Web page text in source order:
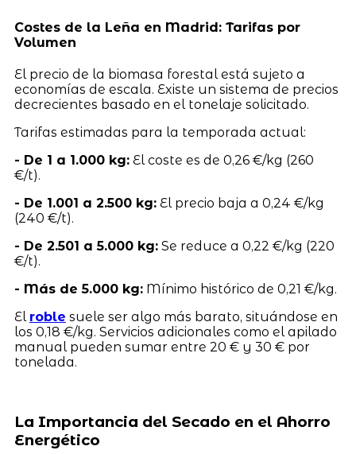
Costes de la Leña en Madrid: Tarifas por
Volumen
El precio de la biomasa forestal está sujeto a
economías de escala. Existe un sistema de precios
decrecientes basado en el tonelaje solicitado.
Tarifas estimadas para la temporada actual:
- De 1 a 1.000 kg:El coste es de 0,26 €/kg (260
€/t).
- De 1.001 a 2.500 kg:El precio baja a 0,24 €/kg
(240 €/t).
- De 2.501 a 5.000 kg:Se reduce a 0,22 €/kg (220
€/t).
- Más de 5.000 kg:Mínimo histórico de 0,21 €/kg.
El roble suele ser algo más barato, situándose en
los 0,18 €/kg. Servicios adicionales como el apilado
manual pueden sumar entre 20 € y 30 € por
tonelada.
La Importancia del Secado en el Ahorro
Energético